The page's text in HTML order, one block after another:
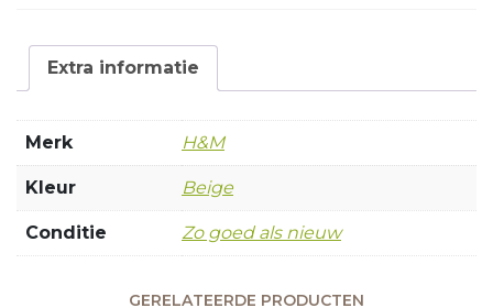
Extra informatie
Merk H&M
Kleur Beige
Conditie Zo goed als nieuw
GERELATEERDE PRODUCTEN